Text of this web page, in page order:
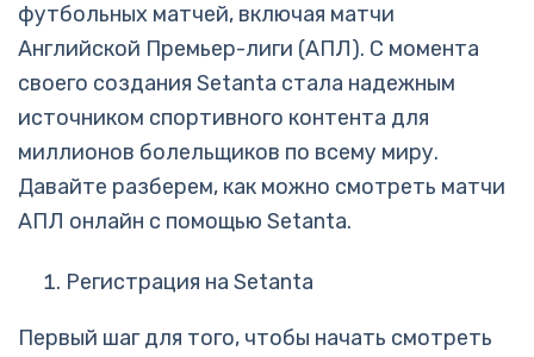
футбольных матчей, включая матчи
Английской Премьер-лиги (АПЛ). С момента
своего создания Setanta стала надежным
источником спортивного контента для
миллионов болельщиков по всему миру.
Давайте разберем, как можно смотреть матчи
АПЛ онлайн с помощью Setanta.
Регистрация на Setanta
Первый шаг для того, чтобы начать смотреть